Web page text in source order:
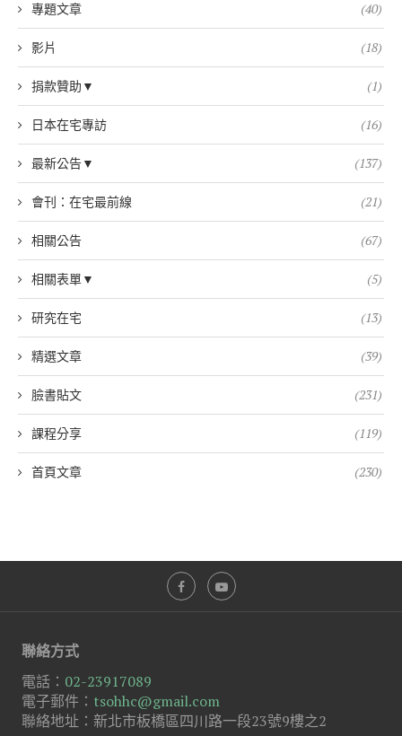
專題文章 (40)
影片 (18)
捐款贊助▼ (1)
日本在宅專訪 (16)
最新公告▼ (137)
會刊：在宅最前線 (21)
相關公告 (67)
相關表單▼ (5)
研究在宅 (13)
精選文章 (39)
臉書貼文 (231)
課程分享 (119)
首頁文章 (230)
聯絡方式
電話： 02-23917089
電子郵件： tsohhc@gmail.com
聯絡地址：新北市板橋區四川路一段23號9樓之2